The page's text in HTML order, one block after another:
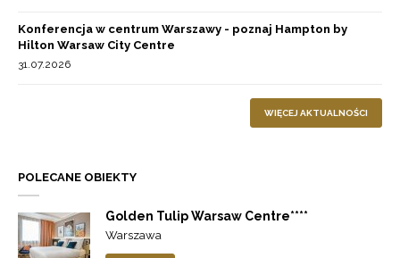
Konferencja w centrum Warszawy - poznaj Hampton by
Hilton Warsaw City Centre
31.07.2026
WIĘCEJ AKTUALNOŚCI
POLECANE OBIEKTY
Golden Tulip Warsaw Centre****
Warszawa